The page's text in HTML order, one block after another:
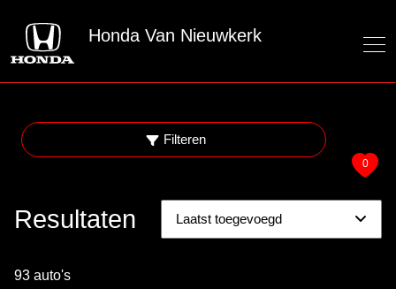
Honda Van Nieuwkerk
Filteren
Resultaten
93 auto's
0